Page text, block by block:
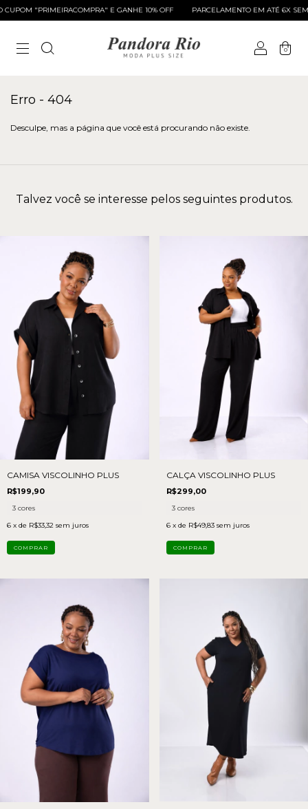
"PRIMEIRACOMPRA" E GANHE 10% OFF PARCELAMENTO EM ATÉ 6X SEM
0
Erro - 404
Desculpe, mas a página que você está procurando não existe.
Talvez você se interesse pelos seguintes produtos.
CAMISA VISCOLINHO PLUS
R$199,90
3 cores
6 x de R$33,32 sem juros
COMPRAR
CALÇA VISCOLINHO PLUS
R$299,00
3 cores
6 x de R$49,83 sem juros
COMPRAR